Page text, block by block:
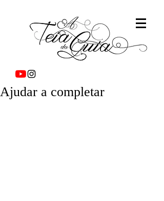
Ajudar a completar